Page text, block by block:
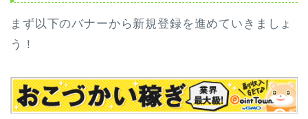
まず以下のバナーから新規登録を進めていきましょ
う！